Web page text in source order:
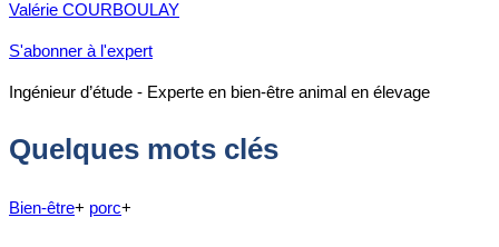
Valérie COURBOULAY
S'abonner à l'expert
Ingénieur d’étude - Experte en bien-être animal en élevage
Quelques mots clés
Bien-être+ porc+